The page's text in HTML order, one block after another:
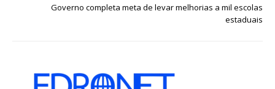
Governo completa meta de levar melhorias a mil escolas
estaduais